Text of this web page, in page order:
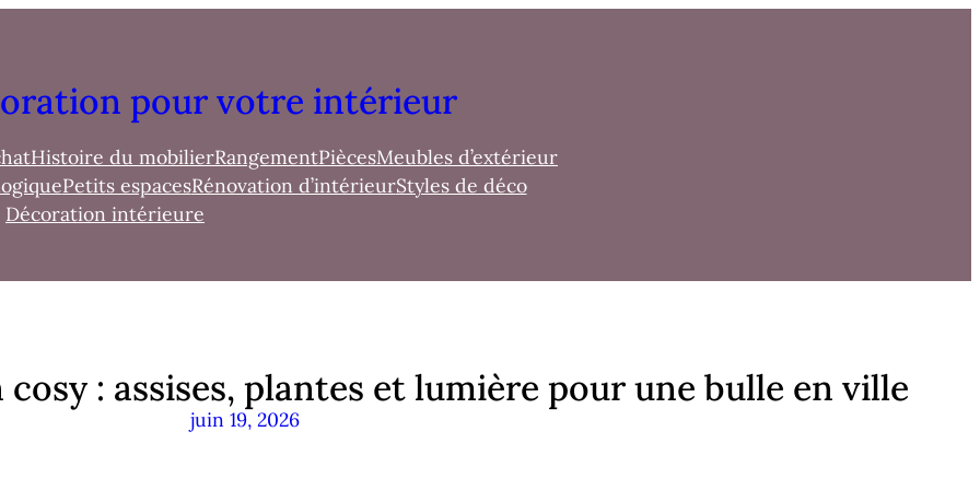
pour votre intérieur
Histoire du mobilierRangementPiècesMeubles d’extérieur
Petits espacesRénovation d’intérieurStyles de déco
Décoration intérieure
: assises, plantes et lumière pour une bulle en ville
juin 19, 2026